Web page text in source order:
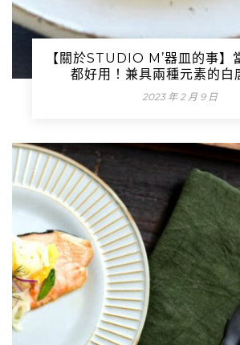
【關於STUDIO M’器皿的事】
都好用！兼具兩種元素的白
2023 年 2 月 9 日